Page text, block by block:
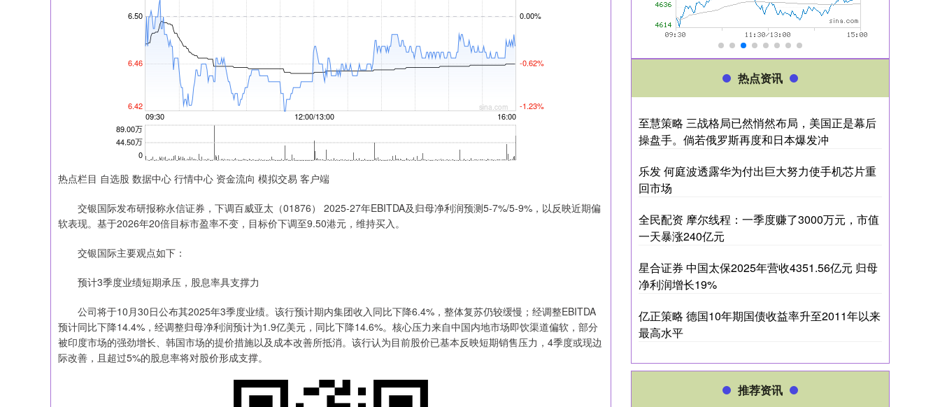
热点栏目 自选股 数据中心 行情中心 资金流向 模拟交易 客户端
交银国际发布研报称永信证券，下调百威亚太（01876） 2025-27年EBITDA及归母净利润预测5-7%/5-9%，以反映近期偏
软表现。基于2026年20倍目标市盈率不变，目标价下调至9.50港元，维持买入。
交银国际主要观点如下：
预计3季度业绩短期承压，股息率具支撑力
公司将于10月30日公布其2025年3季度业绩。该行预计期内集团收入同比下降6.4%，整体复苏仍较缓慢；经调整EBITDA
预计同比下降14.4%，经调整归母净利润预计为1.9亿美元，同比下降14.6%。核心压力来自中国内地市场即饮渠道偏软，部分
被印度市场的强劲增长、韩国市场的提价措施以及成本改善所抵消。该行认为目前股价已基本反映短期销售压力，4季度或现边
际改善，且超过5%的股息率将对股价形成支撑。
热点资讯
至慧策略 三战格局已然悄然布局，美国正是幕后
操盘手。倘若俄罗斯再度和日本爆发冲
乐发 何庭波透露华为付出巨大努力使手机芯片重
回市场
全民配资 摩尔线程：一季度赚了3000万元，市值
一天暴涨240亿元
星合证券 中国太保2025年营收4351.56亿元 归母
净利润增长19%
亿正策略 德国10年期国债收益率升至2011年以来
最高水平
推荐资讯